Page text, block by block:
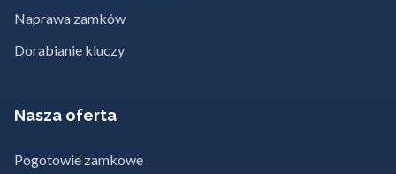
Naprawa zamków
Dorabianie kluczy
Nasza oferta
Pogotowie zamkowe